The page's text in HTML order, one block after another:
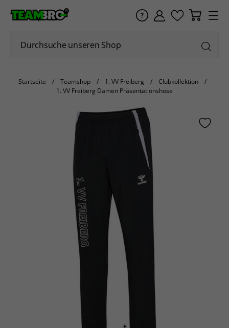
Startseite Teamshop 1. VV Freiberg
Clubkollektion
1. VV Freiberg Damen Präsentationshose